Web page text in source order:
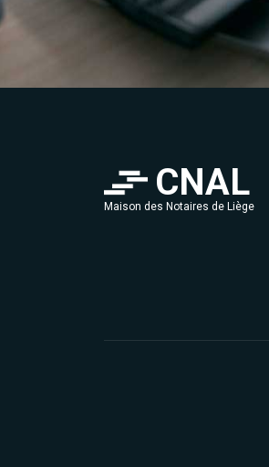
CNAL
Maison des Notaires de Liège